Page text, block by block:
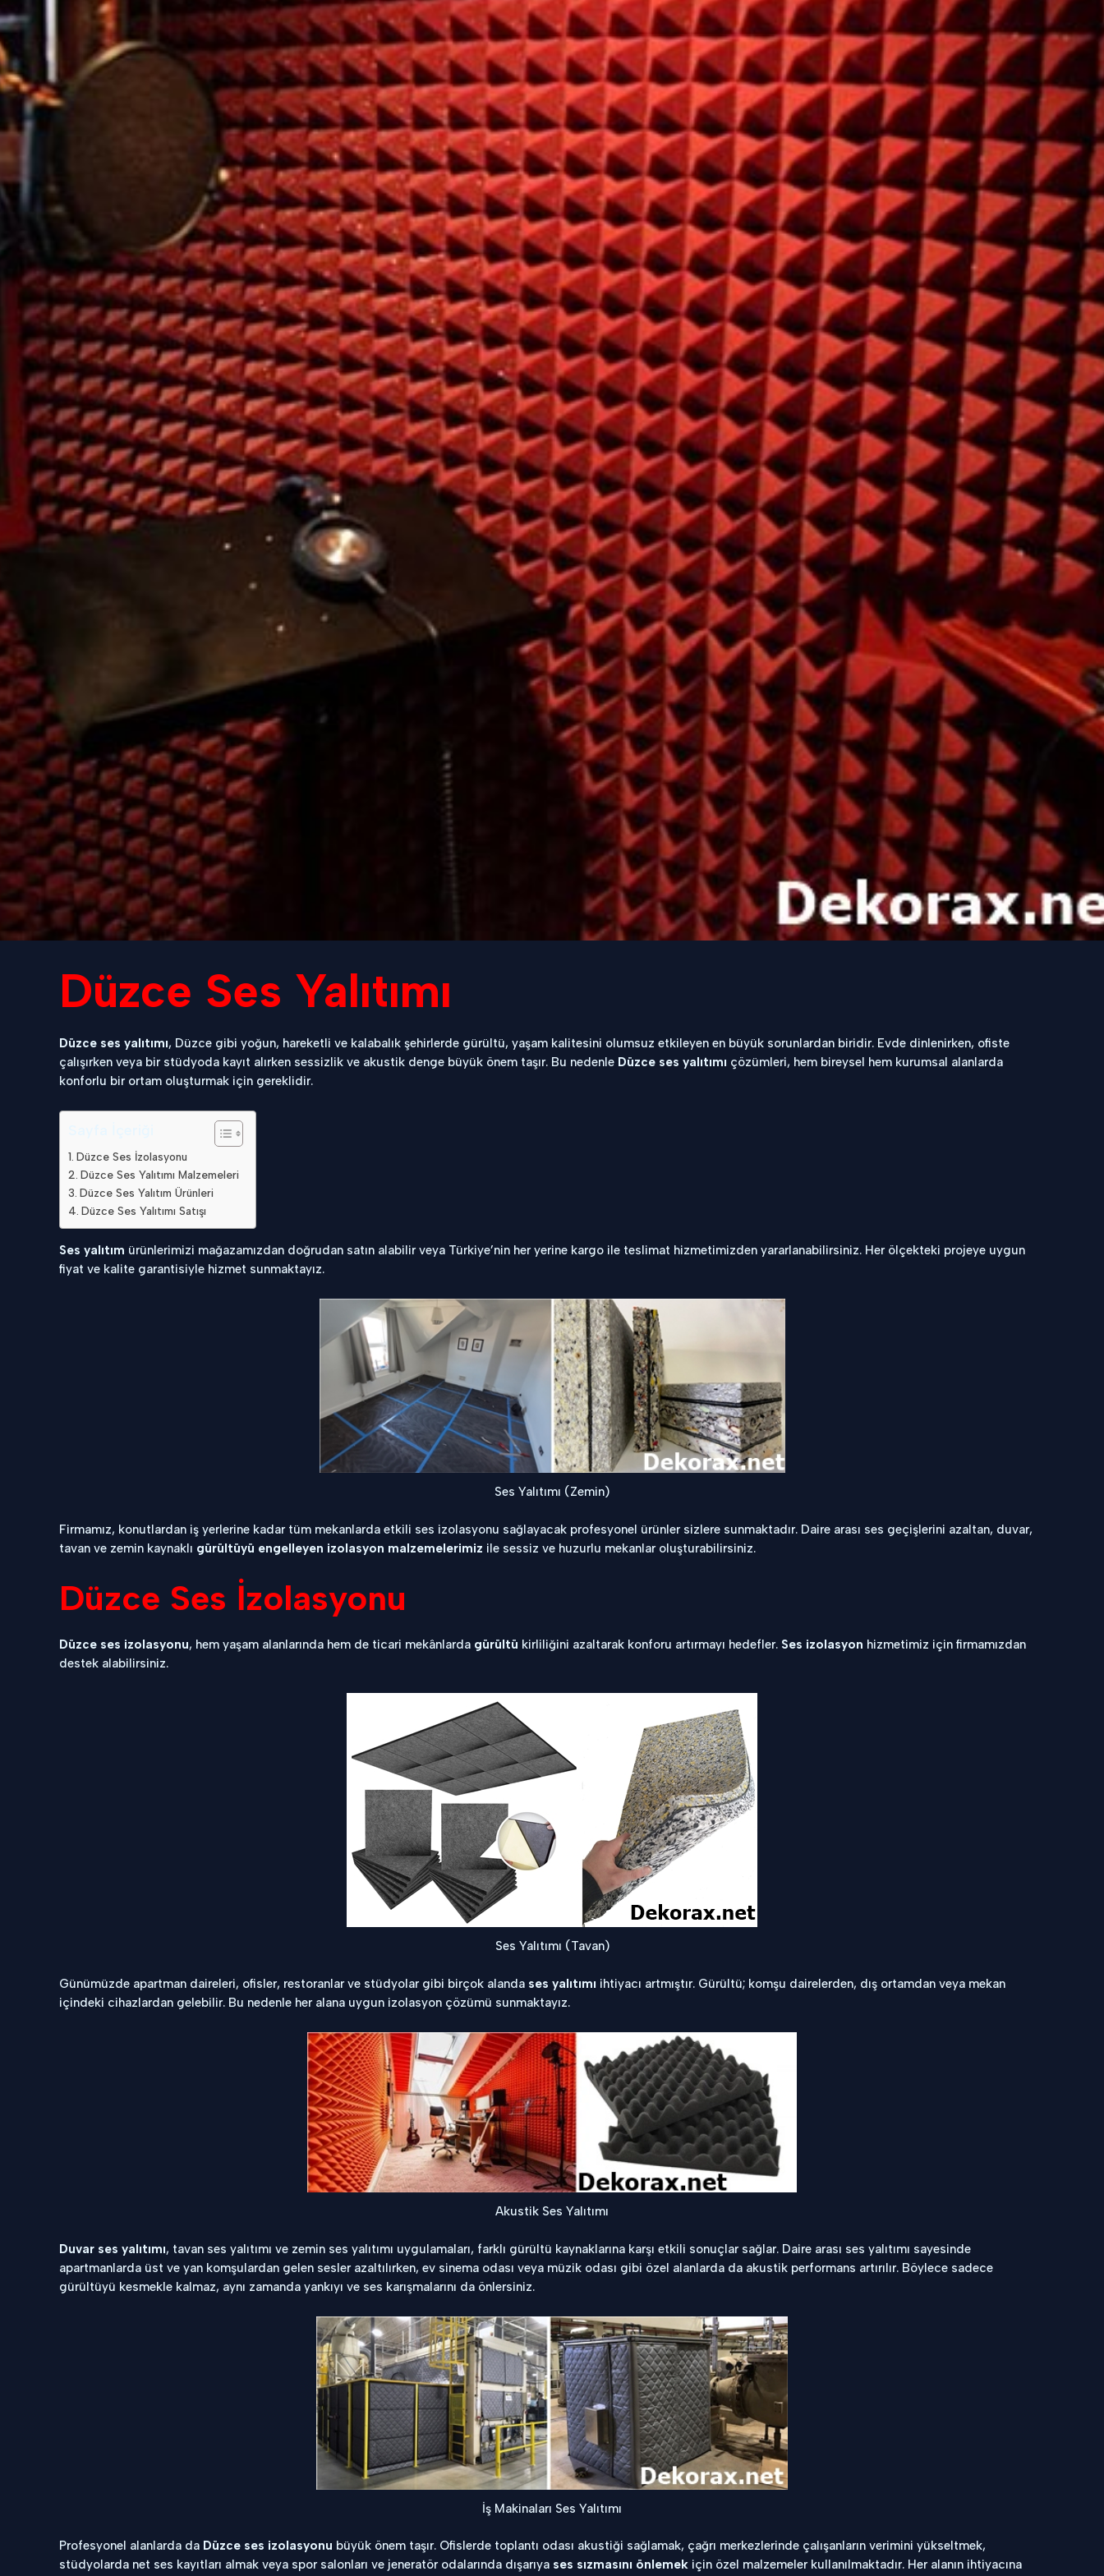
Düzce Ses Yalıtımı
Düzce ses yalıtımı, Düzce gibi yoğun, hareketli ve kalabalık şehirlerde gürültü, yaşam kalitesini olumsuz etkileyen en büyük sorunlardan biridir. Evde dinlenirken, ofiste
çalışırken veya bir stüdyoda kayıt alırken sessizlik ve akustik denge büyük önem taşır. Bu nedenle Düzce ses yalıtımı çözümleri, hem bireysel hem kurumsal alanlarda
konforlu bir ortam oluşturmak için gereklidir.
Düzce Ses İzolasyonu
Düzce Ses Yalıtımı Malzemeleri
Düzce Ses Yalıtım Ürünleri
Düzce Ses Yalıtımı Satışı
Ses yalıtım ürünlerimizi mağazamızdan doğrudan satın alabilir veya Türkiye’nin her yerine kargo ile teslimat hizmetimizden yararlanabilirsiniz. Her ölçekteki projeye uygun
fiyat ve kalite garantisiyle hizmet sunmaktayız.
Ses Yalıtımı (Zemin)
Firmamız, konutlardan iş yerlerine kadar tüm mekanlarda etkili ses izolasyonu sağlayacak profesyonel ürünler sizlere sunmaktadır. Daire arası ses geçişlerini azaltan, duvar,
tavan ve zemin kaynaklı gürültüyü engelleyen izolasyon malzemelerimiz ile sessiz ve huzurlu mekanlar oluşturabilirsiniz.
Düzce Ses İzolasyonu
Düzce ses izolasyonu, hem yaşam alanlarında hem de ticari mekânlarda gürültü kirliliğini azaltarak konforu artırmayı hedefler. Ses izolasyon hizmetimiz için firmamızdan
destek alabilirsiniz.
Ses Yalıtımı (Tavan)
Günümüzde apartman daireleri, ofisler, restoranlar ve stüdyolar gibi birçok alanda ses yalıtımı ihtiyacı artmıştır. Gürültü; komşu dairelerden, dış ortamdan veya mekan
içindeki cihazlardan gelebilir. Bu nedenle her alana uygun izolasyon çözümü sunmaktayız.
Akustik Ses Yalıtımı
Duvar ses yalıtımı, tavan ses yalıtımı ve zemin ses yalıtımı uygulamaları, farklı gürültü kaynaklarına karşı etkili sonuçlar sağlar. Daire arası ses yalıtımı sayesinde
apartmanlarda üst ve yan komşulardan gelen sesler azaltılırken, ev sinema odası veya müzik odası gibi özel alanlarda da akustik performans artırılır. Böylece sadece
gürültüyü kesmekle kalmaz, aynı zamanda yankıyı ve ses karışmalarını da önlersiniz.
İş Makinaları Ses Yalıtımı
Profesyonel alanlarda da Düzce ses izolasyonu büyük önem taşır. Ofislerde toplantı odası akustiği sağlamak, çağrı merkezlerinde çalışanların verimini yükseltmek,
stüdyolarda net ses kayıtları almak veya spor salonları ve jeneratör odalarında dışarıya ses sızmasını önlemek için özel malzemeler kullanılmaktadır. Her alanın ihtiyacına